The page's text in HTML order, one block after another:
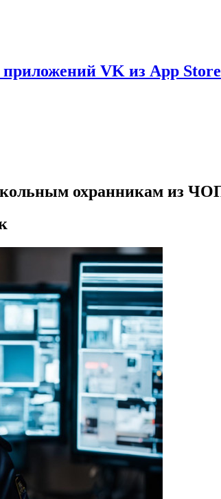
VK из App Store
охранникам из